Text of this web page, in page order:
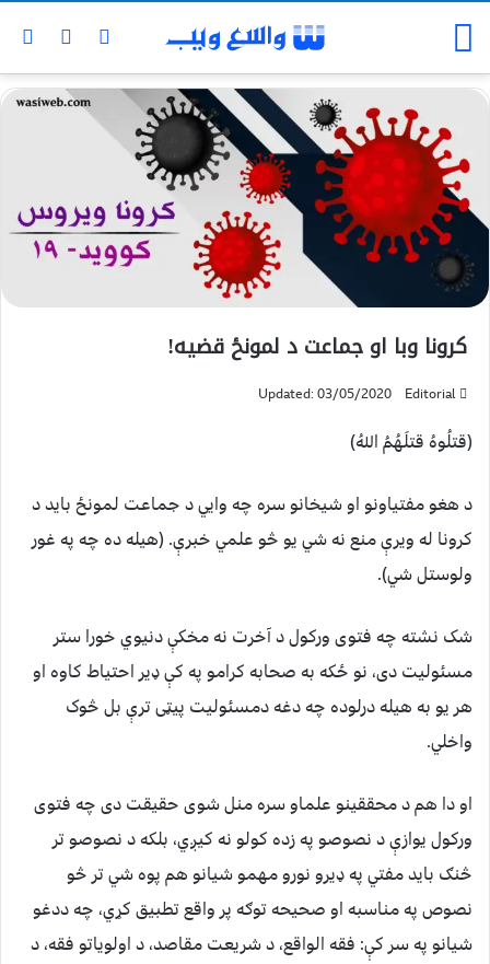
کرونا وبا او جماعت د لمونځ قضيه!
Editorial
Updated: 03/05/2020
(قتلُوهُ قتلَهُمُ اللهُ)
د هغو مفتیاونو او شیخانو سره چه وايي د جماعت لمونځ باید د
کرونا له ویرې منع نه شي یو څو علمي خبرې. (هیله ده چه په غور
ولوستل شي).
شک نشته چه فتوی ورکول د آخرت نه مخکې دنیوي خورا ستر
مسئولیت دی، نو ځکه به صحابه کرامو په کې ډیر احتیاط کاوه او
هر یو به هیله درلوده چه دغه دمسئولیت پیټی ترې بل څوک
واخلي.
او دا هم د محققینو علماو سره منل شوی حقیقت دی چه فتوی
ورکول یوازې د نصوصو په زده کولو نه کیږي، بلکه د نصوصو تر
څنګ باید مفتي په ډیرو نورو مهمو شیانو هم پوه شي تر څو
نصوص په مناسبه او صحیحه توګه پر واقع تطبیق کړي، چه ددغو
شیانو په سر کې: فقه الواقع، د شریعت مقاصد، د اولویاتو فقه، د